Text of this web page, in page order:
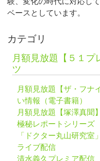
ベースとしています。
カテゴリ
月額見放題【５１プ
ツ
月額見放題【ザ・フナ
い情報（電子書籍）
月額見放題【塚澤真聞
極秘レポートシリーズ
「ドクター丸山研究室
ライブ配信
清水義久プレミア配信